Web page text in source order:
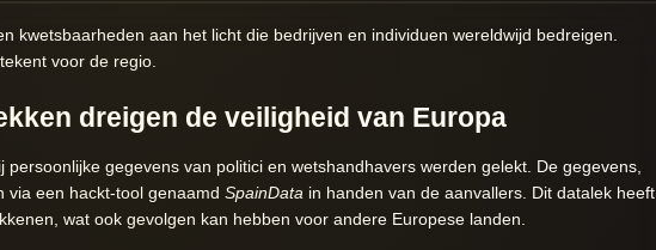
kwetsbaarheden aan het licht die bedrijven en individuen wereldwijd bedreigen.
voor de regio.
dreigen de veiligheid van Europa
gegevens van politici en wetshandhavers werden gelekt. De gegevens,
via een hackt-tool genaamd SpainData in handen van de aanvallers. Dit datalek heeft
wat ook gevolgen kan hebben voor andere Europese landen.